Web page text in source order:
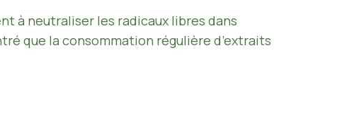
à neutraliser les radicaux libres dans
que la consommation régulière d’extraits